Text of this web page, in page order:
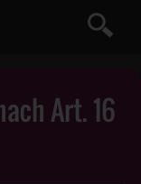
Art. 16